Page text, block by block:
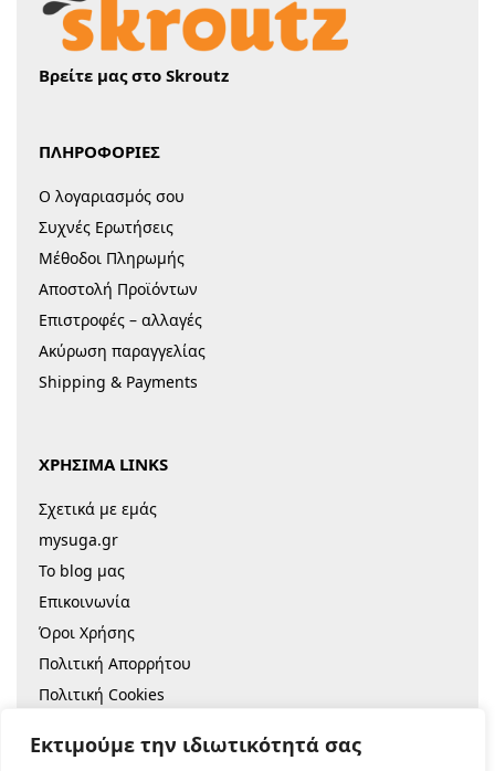
Εκτιμούμε την ιδιωτικότητά σας
Βρείτε μας στο Skroutz
ΠΛΗΡΟΦΟΡΙΕΣ
Ο λογαριασμός σου
Συχνές Ερωτήσεις
Μέθοδοι Πληρωμής
Αποστολή Προϊόντων
Επιστροφές – αλλαγές
Ακύρωση παραγγελίας
Shipping & Payments
ΧΡΗΣΙΜΑ LINKS
Σχετικά με εμάς
mysuga.gr
Το blog μας
Επικοινωνία
Όροι Χρήσης
Πολιτική Απορρήτου
Πολιτική Cookies